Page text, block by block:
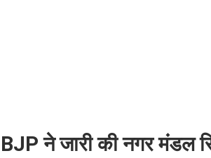
BJP ने जारी की नगर मंडल